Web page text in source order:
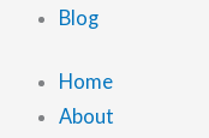
Blog
Home
About